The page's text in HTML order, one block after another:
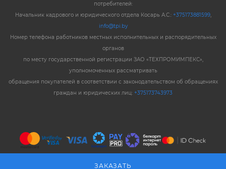
ЗАКАЗАТЬ
потребителей:
Начальник кадрового и юридического отдела Косарь А.С.: +375173881599,
info@tpi.by
Номер телефона работников местных исполнительных и распорядительных
органов
по месту государственной регистрации ЗАО «ТЕХПРОМИМПЕКС»,
уполномоченных рассматривать
обращения покупателей в соответствии с законодательством об обращениях
граждан и юридических лиц: +375173743973